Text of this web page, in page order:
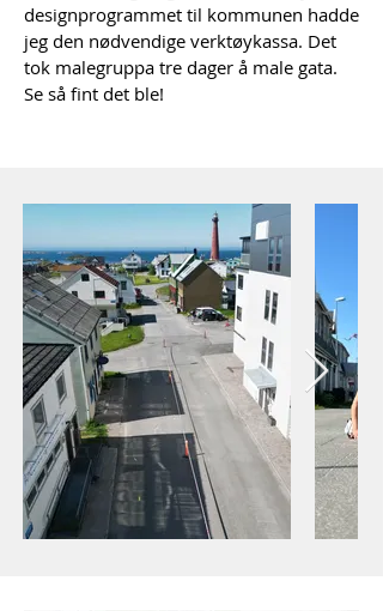
designprogrammet til kommunen hadde
jeg den nødvendige verktøykassa. Det
tok malegruppa tre dager å male gata.
Se så fint det ble!